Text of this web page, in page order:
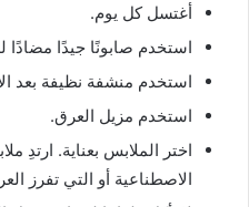
أغتسل كل يوم.
استخدم صابونًا جيدًا مضادًا
استخدم منشفة نظيفة بعد
استخدم مزيل العرق.
اختر الملابس بعناية. ارتدِ
الاصطناعية أو التي تفرز